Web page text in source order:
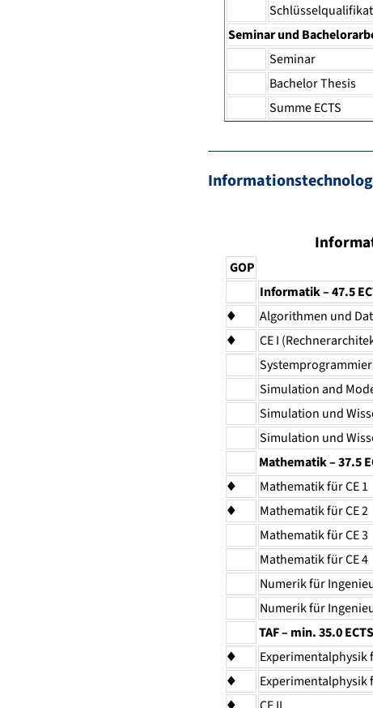
Seminar und
Seminar
Bachelor Thesis
Summe ECTS
GOP
Informatik – 47.5
♦
Algorithmen und
♦
CE I
Simulation and
Simulation und
Simulation und
Mathematik – 37.5
♦
Mathematik für CE 1
♦
Mathematik für CE 2
Mathematik für CE 3
Mathematik für CE 4
Numerik für
Numerik für
TAF – min. 35.0 ECTS
♦
Experimentalphysik
♦
Experimentalphysik